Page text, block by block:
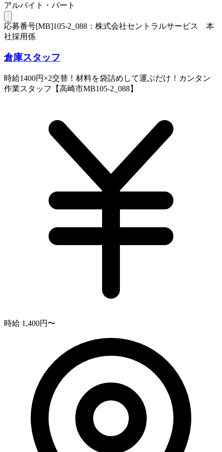
アルバイト・パート
応募番号[MB]105-2_088：株式会社セントラルサービス 本
社採用係
倉庫スタッフ
時給1400円×2交替！材料を袋詰めして運ぶだけ！カンタン
作業スタッフ【高崎市MB105-2_088】
時給 1,400円〜